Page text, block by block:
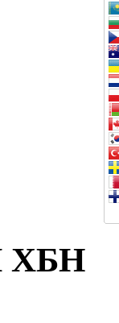
ХБН